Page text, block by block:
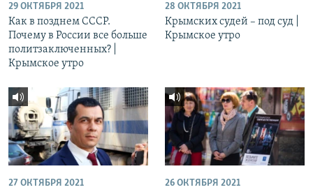
29 ОКТЯБРЯ 2021
Как в позднем СССР.
Почему в России все больше
политзаключенных? |
Крымское утро
28 ОКТЯБРЯ 2021
Крымских судей – под суд |
Крымское утро
27 ОКТЯБРЯ 2021 26 ОКТЯБРЯ 2021